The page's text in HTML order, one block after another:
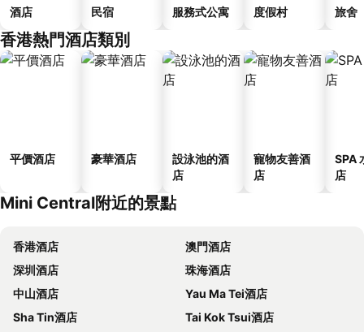
酒店 民宿 服務式公寓 度假村 旅舍
香港熱門酒店類別
平價酒店 豪華酒店
設泳池的酒
店
寵物友善酒
店
SPA
店
Mini Central附近的景點
香港酒店
澳門酒店
深圳酒店
珠海酒店
中山酒店
Yau Ma Tei酒店
Sha Tin酒店
Tai Kok Tsui酒店